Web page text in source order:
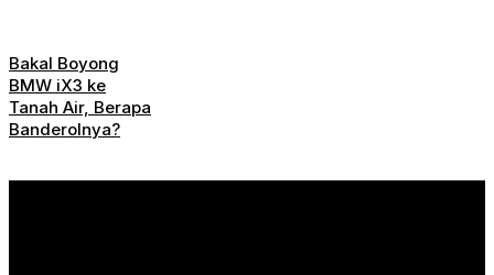
Bakal Boyong
BMW iX3 ke
Tanah Air, Berapa
Banderolnya?